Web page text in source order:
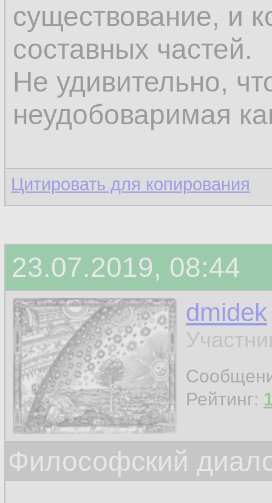
существование, и
составных частей.
Не удивительно,
неудобоваримая
Цитировать для копирования
23.07.2019, 08:44
dmidek
Рейтинг:
Философский